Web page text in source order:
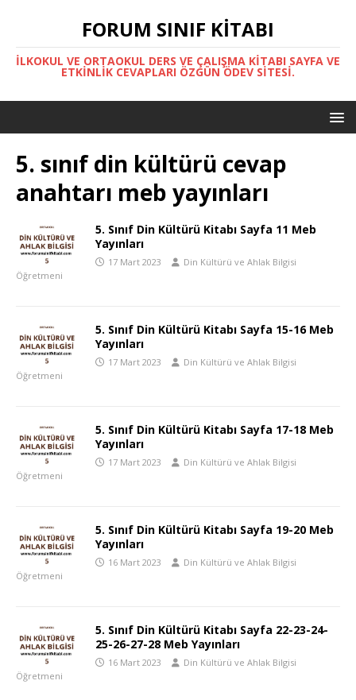
FORUM SINIF KITABI
İLKOKUL VE ORTAOKUL DERS VE ÇALIŞMA KITABI SAYFA VE
ETKINLIK CEVAPLARI ÖZGÜN ÖDEV SITESI.
5. sınıf din kültürü cevap
anahtarı meb yayınları
5. Sınıf Din Kültürü Kitabı Sayfa 11 Meb
Yayınları
17 Mart 2023
Din Kültürü ve Ahlak Bilgisi
Öğretmeni
5. Sınıf Din Kültürü Kitabı Sayfa 15-16 Meb
Yayınları
17 Mart 2023
Din Kültürü ve Ahlak Bilgisi
Öğretmeni
5. Sınıf Din Kültürü Kitabı Sayfa 17-18 Meb
Yayınları
17 Mart 2023
Din Kültürü ve Ahlak Bilgisi
Öğretmeni
5. Sınıf Din Kültürü Kitabı Sayfa 19-20 Meb
Yayınları
16 Mart 2023
Din Kültürü ve Ahlak Bilgisi
Öğretmeni
5. Sınıf Din Kültürü Kitabı Sayfa 22-23-24-
25-26-27-28 Meb Yayınları
16 Mart 2023
Din Kültürü ve Ahlak Bilgisi
Öğretmeni